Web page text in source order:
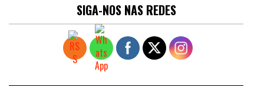
SIGA-NOS NAS REDES